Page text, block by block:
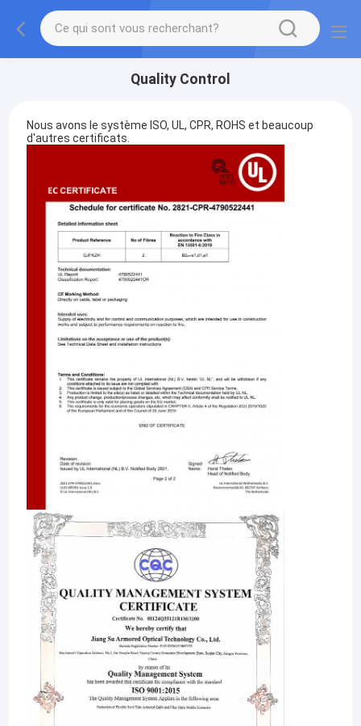
Quality Control
Nous avons le système ISO, UL, CPR, ROHS et beaucoup
d'autres certificats.